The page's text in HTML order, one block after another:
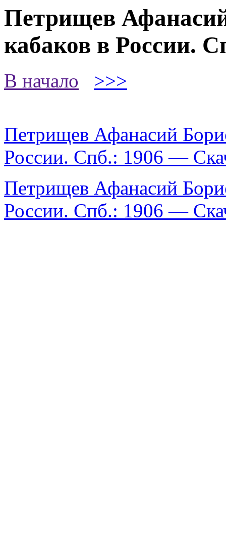
Петрищев
кабаков в России.
В начало >>>
Петрищев Афанасий
России. Спб.: 1906 —
Петрищев Афанасий
России. Спб.: 1906 —